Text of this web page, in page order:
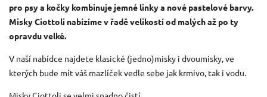
pro psy a kočky kombinuje jemné linky a nové pastelové barvy.
Misky Ciottoli nabízíme v řadě velikostí od malých až po ty
opravdu velké.
V naší nabídce najdete klasické (jedno)misky i dvoumisky, ve
kterých bude mít váš mazlíček vedle sebe jak krmivo, tak i vodu.